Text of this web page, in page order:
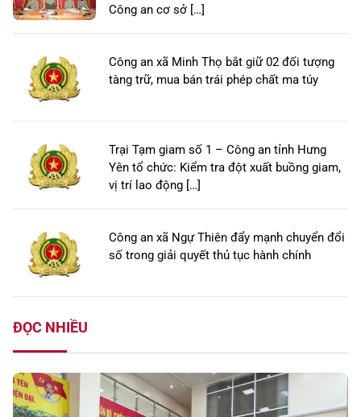
Công an cơ sở […]
Công an xã Minh Thọ bắt giữ 02 đối tượng
tàng trữ, mua bán trái phép chất ma túy
Trại Tạm giam số 1 – Công an tỉnh Hưng
Yên tổ chức: Kiểm tra đột xuất buồng giam,
vị trí lao động […]
Công an xã Ngự Thiên đẩy mạnh chuyển đổi
số trong giải quyết thủ tục hành chính
ĐỌC NHIỀU